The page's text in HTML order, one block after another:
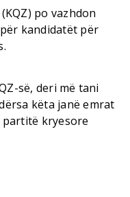
po vazhdon
kandidatët për
së, deri më tani
këta janë emrat
partitë kryesore